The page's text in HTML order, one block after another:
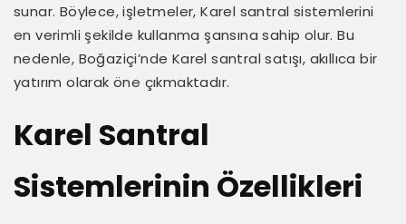
sunar. Böylece, işletmeler, Karel santral sistemlerini
en verimli şekilde kullanma şansına sahip olur. Bu
nedenle, Boğaziçi’nde Karel santral satışı, akıllıca bir
yatırım olarak öne çıkmaktadır.
Karel Santral
Sistemlerinin Özellikleri